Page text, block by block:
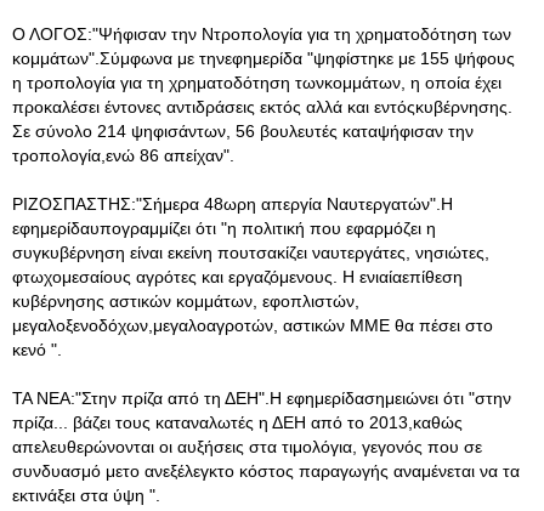
Ο ΛΟΓΟΣ:"Ψήφισαν την Ντροπολογία για τη χρηματοδότηση των
κομμάτων".Σύμφωνα με τηνεφημερίδα "ψηφίστηκε με 155 ψήφους
η τροπολογία για τη χρηματοδότηση τωνκομμάτων, η οποία έχει
προκαλέσει έντονες αντιδράσεις εκτός αλλά και εντόςκυβέρνησης.
Σε σύνολο 214 ψηφισάντων, 56 βουλευτές καταψήφισαν την
τροπολογία,ενώ 86 απείχαν".
ΡΙΖΟΣΠΑΣΤΗΣ:"Σήμερα 48ωρη απεργία Ναυτεργατών".Η
εφημερίδαυπογραμμίζει ότι "η πολιτική που εφαρμόζει η
συγκυβέρνηση είναι εκείνη πουτσακίζει ναυτεργάτες, νησιώτες,
φτωχομεσαίους αγρότες και εργαζόμενους. Η ενιαίαεπίθεση
κυβέρνησης αστικών κομμάτων, εφοπλιστών,
μεγαλοξενοδόχων,μεγαλοαγροτών, αστικών ΜΜΕ θα πέσει στο
κενό ".
ΤΑ ΝΕΑ:"Στην πρίζα από τη ΔΕΗ".Η εφημερίδασημειώνει ότι "στην
πρίζα... βάζει τους καταναλωτές η ΔΕΗ από το 2013,καθώς
απελευθερώνονται οι αυξήσεις στα τιμολόγια, γεγονός που σε
συνδυασμό μετο ανεξέλεγκτο κόστος παραγωγής αναμένεται να τα
εκτινάξει στα ύψη ".